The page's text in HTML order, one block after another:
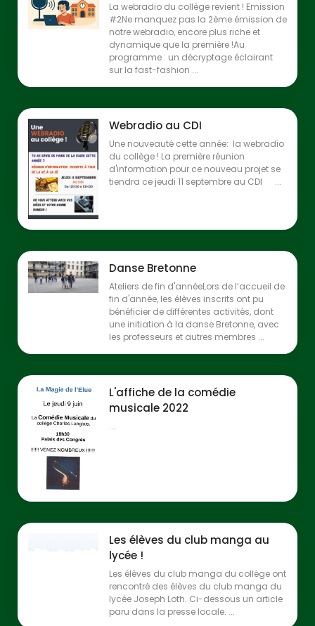
La webradio du collège revient ! Emission
#2Ne manquez pas la 2ème émission de
notre webradio, encore plus riche et
dynamique que la première !Au
programme : un décryptage éclairant
sur la fast-fashion ...
Webradio au CDI
Une nouveauté cette année: la webradio
du collège ! La première réunion
d'information pour ce nouveau projet se
tiendra ce jeudi 11 septembre au CDI ...
Danse Bretonne
Ateliers de fin d'annéeLors de l’accueil de
fin d'année, les élèves inscrits ont pu
bénéficier de différentes activités, dont
une initiation à la danse Bretonne, avec
les professeurs et autres membres ...
L'affiche de la comédie
musicale 2022
...
Les élèves du club manga au
lycée !
Les élèves du club manga du collège ont
rencontré des élèves du club manga du
lycée Joseph Loth. Ci-dessous un article
paru dans la presse locale. ...